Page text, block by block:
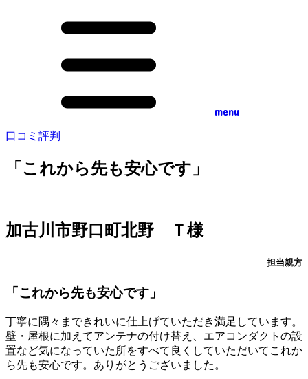
menu
口コミ評判
「これから先も安心です」
加古川市野口町北野 Ｔ様
担当親方
「これから先も安心です」
丁寧に隅々まできれいに仕上げていただき満足しています。
壁・屋根に加えてアンテナの付け替え、エアコンダクトの設
置など気になっていた所をすべて良くしていただいてこれか
ら先も安心です。ありがとうございました。